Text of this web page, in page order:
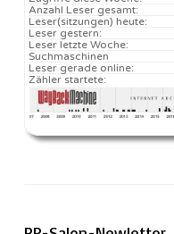
Anzahl Leser gesamt:
Leser(sitzungen) heute:
Leser gestern:
Leser letzte Woche:
Suchmaschinen
Leser gerade online:
Zähler startete: